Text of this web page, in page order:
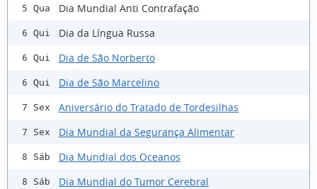
5 Qua Dia Mundial Anti Contrafação
6 Qui Dia da Língua Russa
6 Qui Dia de São Norberto
6 Qui Dia de São Marcelino
7 Sex Aniversário do Tratado de Tordesilhas
7 Sex Dia Mundial da Segurança Alimentar
8 Sáb Dia Mundial dos Oceanos
8 Sáb Dia Mundial do Tumor Cerebral